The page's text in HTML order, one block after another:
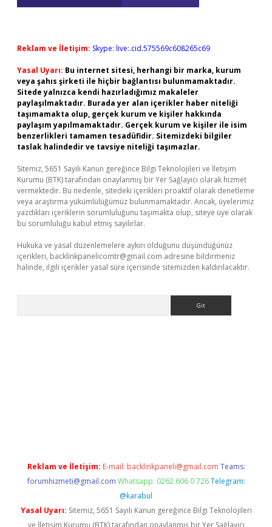
Reklam ve İletişim: Skype: live:.cid.575569c608265c69
Yasal Uyarı: Bu internet sitesi, herhangi bir marka, kurum
veya şahıs şirketi ile hiçbir bağlantısı bulunmamaktadır.
Sitede yalnızca kendi hazırladığımız makaleler
paylaşılmaktadır. Burada yer alan içerikler haber niteliği
taşımamakta olup, gerçek kurum ve kişiler hakkında
paylaşım yapılmamaktadır. Gerçek kurum ve kişiler ile isim
benzerlikleri tamamen tesadüfidir. Sitemizdeki bilgiler
taslak halindedir ve tavsiye niteliği taşımazlar.
Sitemiz, 5651 Sayılı Kanun gereğince Bilgi Teknolojileri ve İletişim
Kurumu (BTK) tarafından onaylanmış bir Yer Sağlayıcı olarak hizmet
vermektedir. Bu nedenle, sitedeki içerikleri proaktif olarak denetleme
veya araştırma yükümlülüğümüz bulunmamaktadır. Ancak, üyelerimiz
yazdıkları içeriklerin sorumluluğunu taşımakta olup, siteye üye olarak
bu sorumluluğu kabul etmiş sayılırlar.
Hukuka ve yasal düzenlemelere aykırı olduğunu düşündüğünüz
içerikleri, backlinkpanelicomtr@gmail.com adresine bildirmeniz
halinde, ilgili içerikler yasal süre içerisinde sitemizden kaldırılacaktır.
Reklam ve İletişim: E-mail: backlinkpaneli@gmail.com Teams:
forumhizmeti@gmail.com Whatsapp: 0262 606 0 726 Telegram:
@karabul
Yasal Uyarı: Sitemiz, 5651 Sayılı Kanun gereğince Bilgi Teknolojileri
ve İletişim Kurumu (BTK) tarafından onaylanmış bir Yer Sağlayıcı